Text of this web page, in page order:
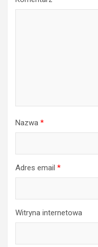
Nazwa *
Adres email *
Witryna internetowa